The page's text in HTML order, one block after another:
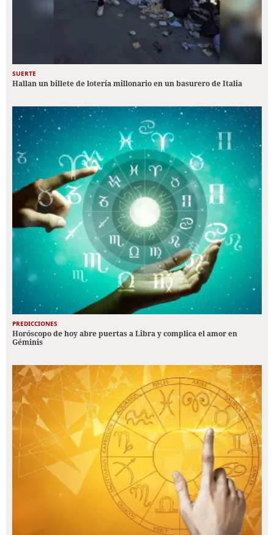
SUERTE
Hallan un billete de lotería millonario en un basurero de Italia
PREDICCIONES
Horóscopo de hoy abre puertas a Libra y complica el amor en
Géminis